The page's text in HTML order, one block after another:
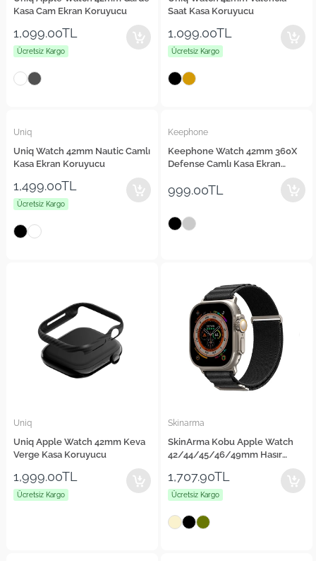
Kasa Cam Ekran Koruyucu
1,099.00TL
Ücretsiz Kargo
Saat Kasa Koruyucu
1,099.00TL
Ücretsiz Kargo
Uniq
Uniq Watch 42mm Nautic Camlı
Kasa Ekran Koruyucu
1,499.00TL
Ücretsiz Kargo
Keephone
Keephone Watch 42mm 360X
Defense Camlı Kasa Ekran
999.00TL
Uniq
Uniq Apple Watch 42mm Keva
Verge Kasa Koruyucu
1,999.00TL
Ücretsiz Kargo
Skinarma
SkinArma Kobu Apple Watch
42/44/45/46/49mm Hasır
1,707.90TL
Ücretsiz Kargo